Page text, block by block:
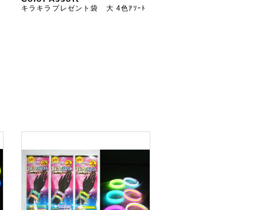
キラキラプレゼント袋 大 4色ｱｿｰﾄ